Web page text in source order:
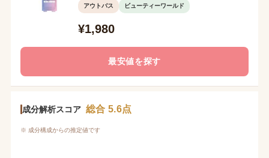
アウトバス ビューティーワールド
¥1,980
最安値を探す
成分解析スコア 総合 5.6点
※ 成分構成からの推定値です